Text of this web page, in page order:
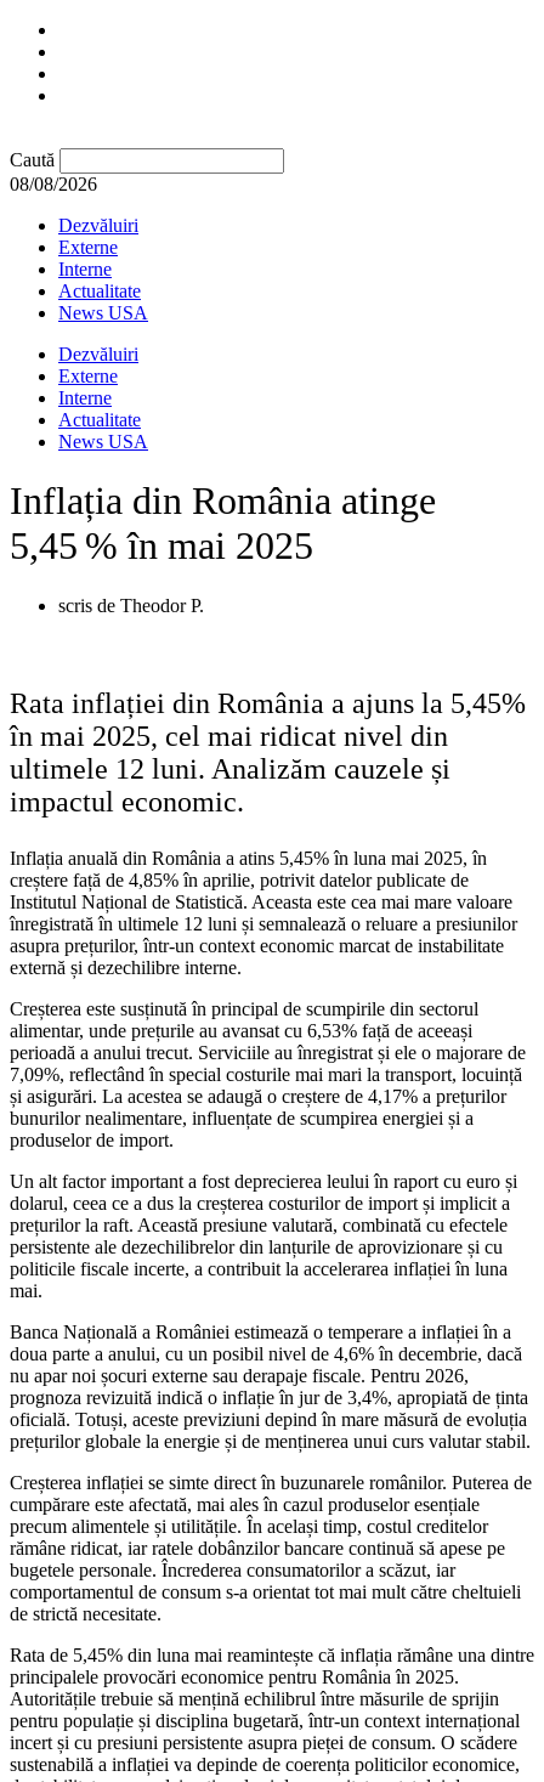
Caută
08/08/2026
Dezvăluiri
Externe
Interne
Actualitate
News USA
Dezvăluiri
Externe
Interne
Actualitate
News USA
Inflația din România atinge
5,45 % în mai 2025
scris de Theodor P.
Rata inflației din România a ajuns la 5,45%
în mai 2025, cel mai ridicat nivel din
ultimele 12 luni. Analizăm cauzele și
impactul economic.
Inflația anuală din România a atins 5,45% în luna mai 2025, în
creștere față de 4,85% în aprilie, potrivit datelor publicate de
Institutul Național de Statistică. Aceasta este cea mai mare valoare
înregistrată în ultimele 12 luni și semnalează o reluare a presiunilor
asupra prețurilor, într-un context economic marcat de instabilitate
externă și dezechilibre interne.
Creșterea este susținută în principal de scumpirile din sectorul
alimentar, unde prețurile au avansat cu 6,53% față de aceeași
perioadă a anului trecut. Serviciile au înregistrat și ele o majorare de
7,09%, reflectând în special costurile mai mari la transport, locuință
și asigurări. La acestea se adaugă o creștere de 4,17% a prețurilor
bunurilor nealimentare, influențate de scumpirea energiei și a
produselor de import.
Un alt factor important a fost deprecierea leului în raport cu euro și
dolarul, ceea ce a dus la creșterea costurilor de import și implicit a
prețurilor la raft. Această presiune valutară, combinată cu efectele
persistente ale dezechilibrelor din lanțurile de aprovizionare și cu
politicile fiscale incerte, a contribuit la accelerarea inflației în luna
mai.
Banca Națională a României estimează o temperare a inflației în a
doua parte a anului, cu un posibil nivel de 4,6% în decembrie, dacă
nu apar noi șocuri externe sau derapaje fiscale. Pentru 2026,
prognoza revizuită indică o inflație în jur de 3,4%, apropiată de ținta
oficială. Totuși, aceste previziuni depind în mare măsură de evoluția
prețurilor globale la energie și de menținerea unui curs valutar stabil.
Creșterea inflației se simte direct în buzunarele românilor. Puterea de
cumpărare este afectată, mai ales în cazul produselor esențiale
precum alimentele și utilitățile. În același timp, costul creditelor
rămâne ridicat, iar ratele dobânzilor bancare continuă să apese pe
bugetele personale. Încrederea consumatorilor a scăzut, iar
comportamentul de consum s-a orientat tot mai mult către cheltuieli
de strictă necesitate.
Rata de 5,45% din luna mai reamintește că inflația rămâne una dintre
principalele provocări economice pentru România în 2025.
Autoritățile trebuie să mențină echilibrul între măsurile de sprijin
pentru populație și disciplina bugetară, într-un context internațional
incert și cu presiuni persistente asupra pieței de consum. O scădere
sustenabilă a inflației va depinde de coerența politicilor economice,